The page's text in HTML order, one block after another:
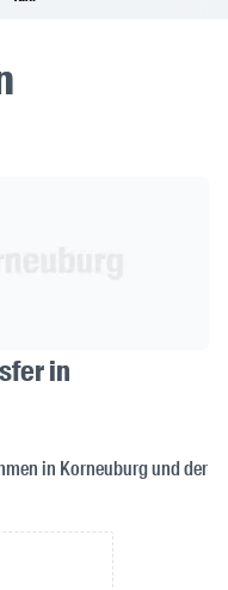
in
in Korneuburg und der